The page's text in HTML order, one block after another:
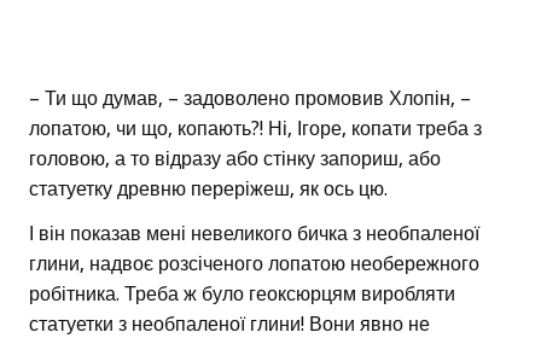
– Ти що думав, – задоволено промовив Хлопін, –
лопатою, чи що, копають?! Ні, Ігоре, копати треба з
головою, а то відразу або стінку запориш, або
статуетку древню переріжеш, як ось цю.
І він показав мені невеликого бичка з необпаленої
глини, надвоє розсіченого лопатою необережного
робітника. Треба ж було геоксюрцям виробляти
статуетки з необпаленої глини! Вони явно не